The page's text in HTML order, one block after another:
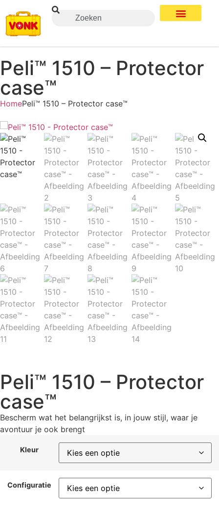
Peli™ 1510 – Protector
case™
HomePeli™ 1510 – Protector case™
Peli™ 1510 – Protector
case™
Bescherm wat het belangrijkst is, in jouw stijl, waar je
avontuur je ook brengt
Kleur
Configuratie